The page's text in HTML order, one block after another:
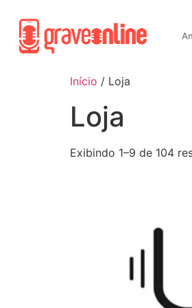
Início / Loja
Loja
Exibindo 1–9 de 104